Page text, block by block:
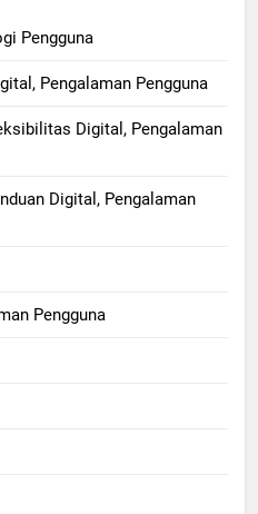
Pengguna
Pengalaman Pengguna
Digital, Pengalaman
Digital, Pengalaman
Pengguna